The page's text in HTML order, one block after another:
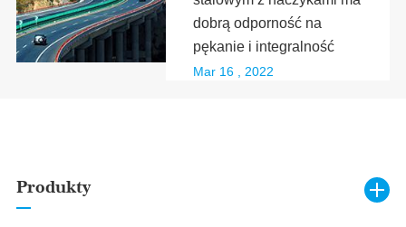
dobrą odporność na
pękanie i integralność
Mar 16 , 2022
Produkty